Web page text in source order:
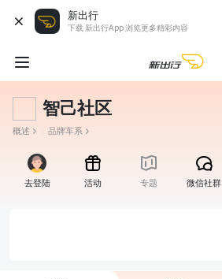
新出行
下载 新出行App 浏览更多精彩内容
智己社区
概述 品牌车系
去登陆 活动 专题 微信社群